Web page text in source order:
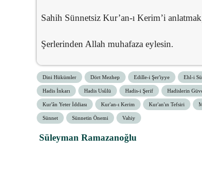
Sahih Sünnetsiz Kur’an-ı Kerim’i
Şerlerinden Allah muhafaza eylesin.
Dini Hükümler Dört Mezhep Edille-i Şer'iyye Ehl-i
Hadis İnkarı Hadis Usûlü Hadis-i Şerif Hadislerin
Kur'ân Yeter İddiası Kur'an-ı Kerim Kur'an'ın Tefsiri
Sünnet Sünnetin Önemi Vahiy
Süleyman Ramazanoğlu